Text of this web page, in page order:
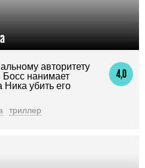
4,0
авторитету
Босс нанимает
Ника убить его
триллер